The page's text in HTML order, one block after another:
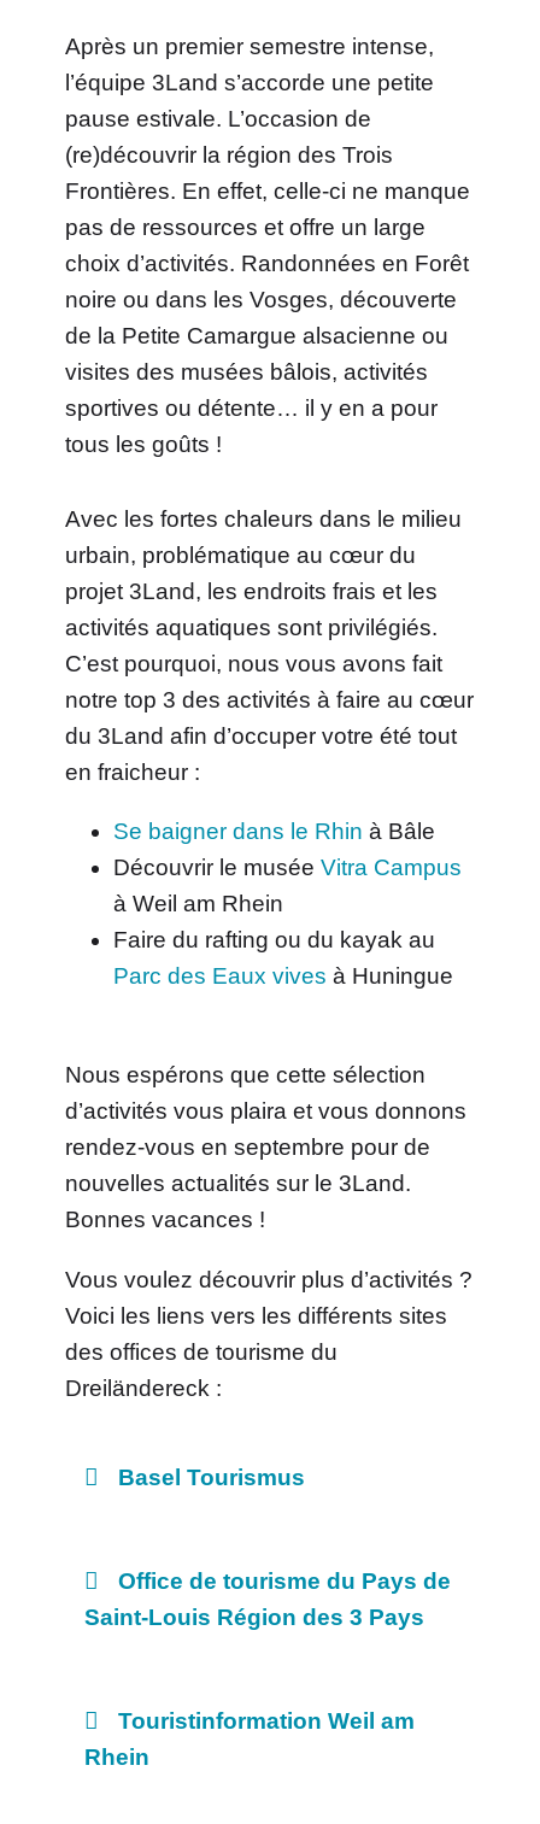
Après un premier semestre intense,
l’équipe 3Land s’accorde une petite
pause estivale. L’occasion de
(re)découvrir la région des Trois
Frontières. En effet, celle-ci ne manque
pas de ressources et offre un large
choix d’activités. Randonnées en Forêt
noire ou dans les Vosges, découverte
de la Petite Camargue alsacienne ou
visites des musées bâlois, activités
sportives ou détente… il y en a pour
tous les goûts !
Avec les fortes chaleurs dans le milieu
urbain, problématique au cœur du
projet 3Land, les endroits frais et les
activités aquatiques sont privilégiés.
C’est pourquoi, nous vous avons fait
notre top 3 des activités à faire au cœur
du 3Land afin d’occuper votre été tout
en fraicheur :
Se baigner dans le Rhin à Bâle
Découvrir le muséeVitra Campus
à Weil am Rhein
Faire du rafting ou du kayak au
Parc des Eaux vives à Huningue
Nous espérons que cette sélection
d’activités vous plaira et vous donnons
rendez-vous en septembre pour de
nouvelles actualités sur le 3Land.
Bonnes vacances !
Vous voulez découvrir plus d’activités ?
Voici les liens vers les différents sites
des offices de tourisme du
Dreiländereck :
Basel Tourismus
Office de tourisme du Pays de
Saint-Louis Région des 3 Pays
Touristinformation Weil am
Rhein